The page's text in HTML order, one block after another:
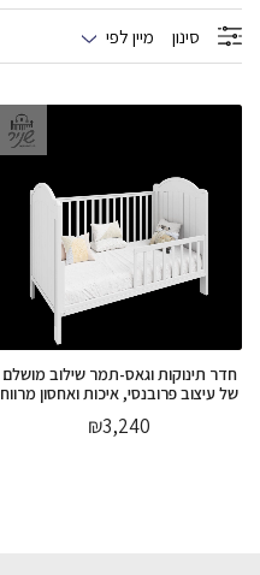
סינון מיין לפי
חדר תינוקות וגאס-תמר שילוב מושלם
של עיצוב פרובנסי, איכות ואחסון מרווח
₪3,240